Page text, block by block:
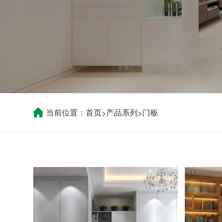
当前位置：首页>产品系列>门板